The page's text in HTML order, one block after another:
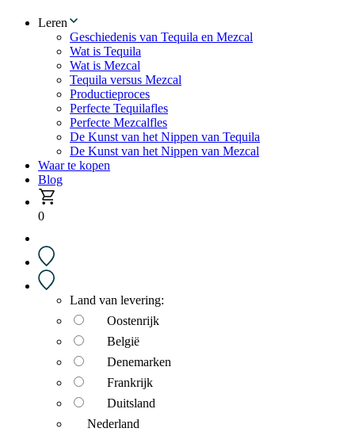
Leren
Geschiedenis van Tequila en Mezcal
Wat is Tequila
Wat is Mezcal
Tequila versus Mezcal
Productieproces
Perfecte Tequilafles
Perfecte Mezcalfles
De Kunst van het Nippen van Tequila
De Kunst van het Nippen van Mezcal
Waar te kopen
Blog
0
Land van levering:
Oostenrijk
België
Denemarken
Frankrijk
Duitsland
Nederland